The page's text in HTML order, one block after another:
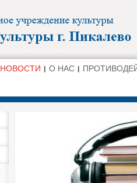
НОВОСТИ О НАС